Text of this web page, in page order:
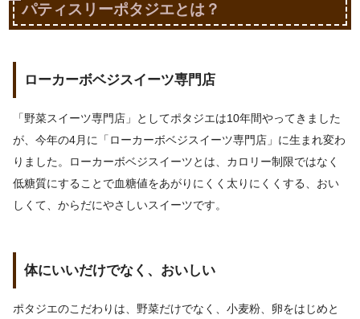
パティスリーポタジエとは？
ローカーボベジスイーツ専門店
「野菜スイーツ専門店」としてポタジエは10年間やってきました
が、今年の4月に「ローカーボベジスイーツ専門店」に生まれ変わ
りました。ローカーボベジスイーツとは、カロリー制限ではなく
低糖質にすることで血糖値をあがりにくく太りにくくする、 おい
しくて、からだにやさしいスイーツです。
体にいいだけでなく、おいしい
ポタジエのこだわりは、野菜だけでなく、小麦粉、卵をはじめと